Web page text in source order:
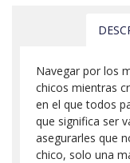
Navegar por los
chicos mientras
en el que todos
que significa ser
asegurarles que
chico, solo una